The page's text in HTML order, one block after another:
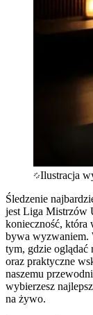
Ilustracja
Śledzenie
jest Liga Mistrzów
konieczność, która
bywa wyzwaniem.
tym, gdzie oglądać
oraz praktyczne
naszemu
wybierzesz
na żywo.